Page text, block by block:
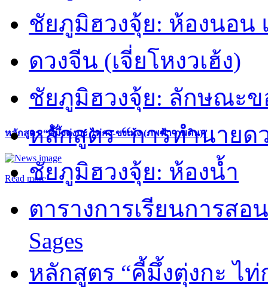
หลักสูตร “คี้มึ้งตุ่งกะ ไท่กง-ขงเม้ง (ภพฟ้า ภพดิน)”
Read more
ชัยภูมิฮวงจุ้ย: ห้องนอน
ดวงจีน (เจี่ยโหงวเฮ้ง)
ชัยภูมิฮวงจุ้ย: ลักษณะ
หลักสูตร “การทำนายด
ชัยภูมิฮวงจุ้ย: ห้องน้ำ
ตารางการเรียนการส
Sages
หลักสูตร “คี้มึ้งตุ่งกะ ไ